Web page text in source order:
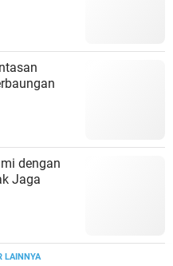
dengan
Jaga
LAINNYA